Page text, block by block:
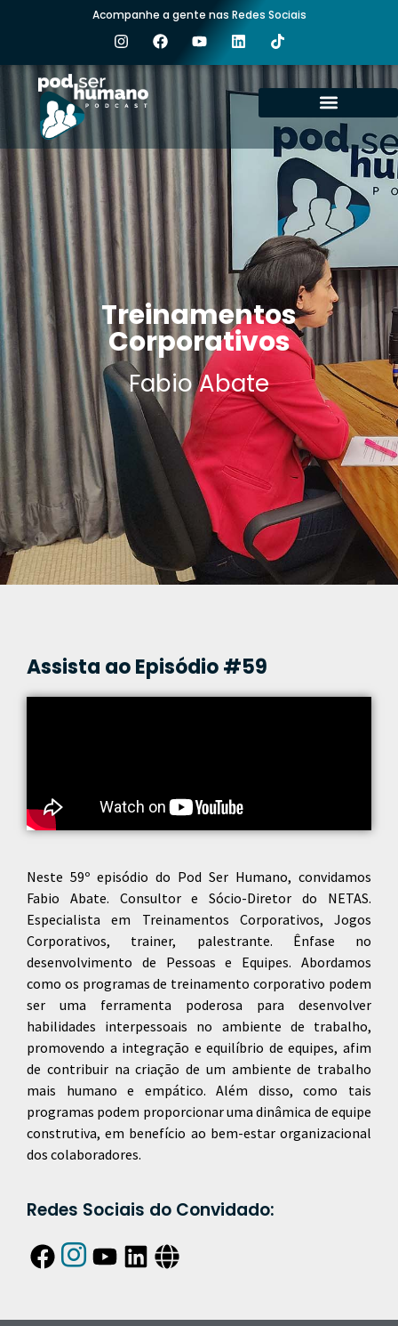
Acompanhe a gente nas Redes Sociais
Treinamentos
Corporativos
Fabio Abate
Assista ao Episódio #59
Neste 59º episódio do Pod Ser Humano, convidamos
Fabio Abate. Consultor e Sócio-Diretor do NETAS.
Especialista em Treinamentos Corporativos, Jogos
Corporativos, trainer, palestrante. Ênfase no
desenvolvimento de Pessoas e Equipes. Abordamos
como os programas de treinamento corporativo podem
ser uma ferramenta poderosa para desenvolver
habilidades interpessoais no ambiente de trabalho,
promovendo a integração e equilíbrio de equipes, afim
de contribuir na criação de um ambiente de trabalho
mais humano e empático. Além disso, como tais
programas podem proporcionar uma dinâmica de equipe
construtiva, em benefício ao bem-estar organizacional
dos colaboradores.
Redes Sociais do Convidado: